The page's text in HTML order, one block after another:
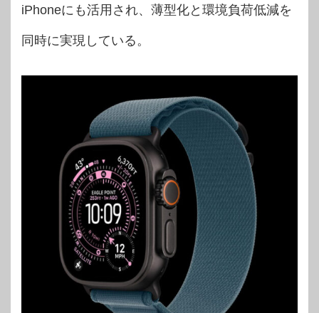
iPhoneにも活用され、薄型化と環境負荷低減を
同時に実現している。